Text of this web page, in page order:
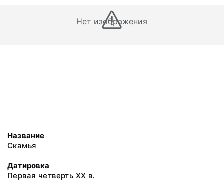
Нет изображения
Название
Скамья
Датировка
Первая четверть XX в.